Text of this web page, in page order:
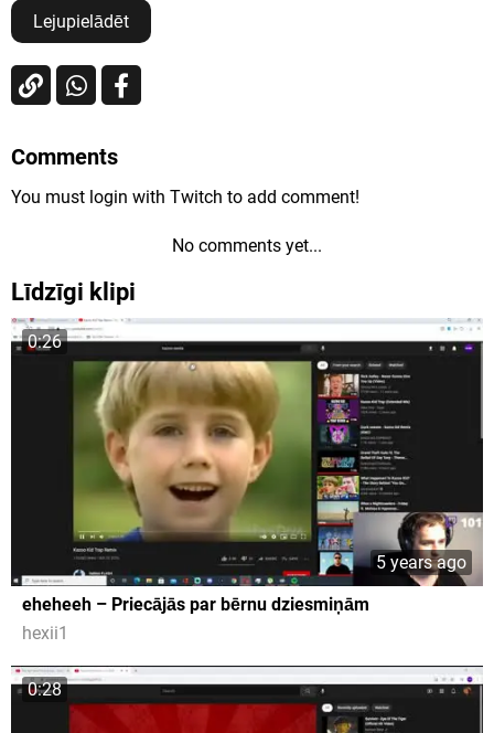
Lejupielādēt
Comments
You must login with Twitch to add comment!
No comments yet...
Līdzīgi klipi
0:26
5 years ago
eheheeh – Priecājās par bērnu dziesmiņām
hexii1
0:28